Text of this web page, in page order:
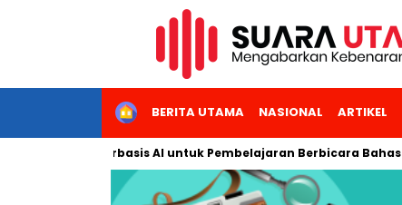
HOMEBERITA UTAMA NASIONAL ARTIKEL
Berbasis AI untuk Pembelajaran Berbicara Bahasa Arab